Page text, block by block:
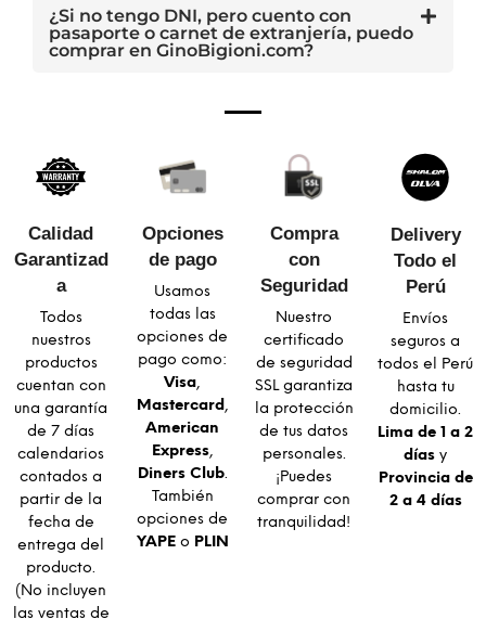
¿Si no tengo DNI, pero cuento con
pasaporte o carnet de extranjería, puedo
comprar en GinoBigioni.com?
Calidad
Garantizad
a​
Todos
nuestros
productos
cuentan con
una garantía
de 7 días
calendarios
contados a
partir de la
fecha de
entrega del
producto.
(No incluyen
las ventas de
Opciones
de pago
Usamos
todas las
opciones de
pago como:
Visa,
Mastercard,
American
Express,
Diners Club.
También
opciones de
YAPEo PLIN
Compra
con
Seguridad​
Nuestro
certificado
de seguridad
SSL garantiza
la protección
de tus datos
personales.
¡Puedes
comprar con
tranquilidad!
Delivery
Todo el
Perú
Envíos
seguros a
todos el Perú
hasta tu
domicilio.
Lima de 1 a 2
días y
Provincia de
2 a 4 días